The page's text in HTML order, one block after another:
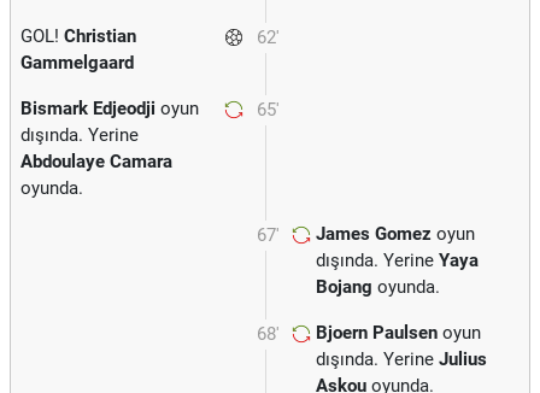
62'
GOL! Christian
Gammelgaard
65'
Bismark Edjeodji oyun
dışında. Yerine
Abdoulaye Camara
oyunda.
67' James Gomez oyun
dışında. Yerine Yaya
Bojang oyunda.
68' Bjoern Paulsen oyun
dışında. Yerine Julius
Askou oyunda.